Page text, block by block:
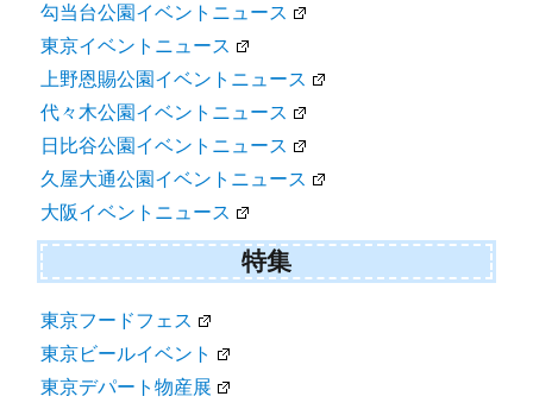
勾当台公園イベントニュース
東京イベントニュース
上野恩賜公園イベントニュース
代々木公園イベントニュース
日比谷公園イベントニュース
久屋大通公園イベントニュース
大阪イベントニュース
特集
東京フードフェス
東京ビールイベント
東京デパート物産展